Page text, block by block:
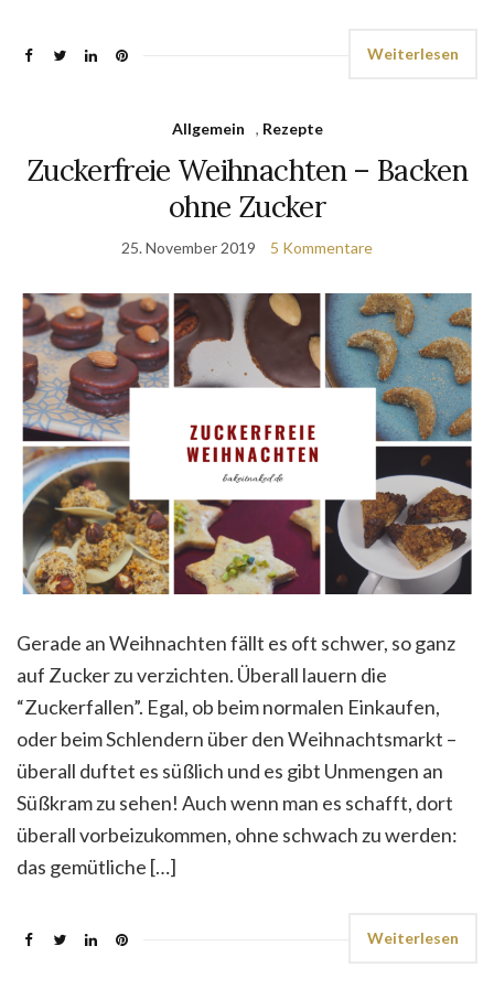
Weiterlesen
Allgemein , Rezepte
Zuckerfreie Weihnachten – Backen
ohne Zucker
25. November 2019 5 Kommentare
Gerade an Weihnachten fällt es oft schwer, so ganz
auf Zucker zu verzichten. Überall lauern die
“Zuckerfallen”. Egal, ob beim normalen Einkaufen,
oder beim Schlendern über den Weihnachtsmarkt –
überall duftet es süßlich und es gibt Unmengen an
Süßkram zu sehen! Auch wenn man es schafft, dort
überall vorbeizukommen, ohne schwach zu werden:
das gemütliche […]
Weiterlesen